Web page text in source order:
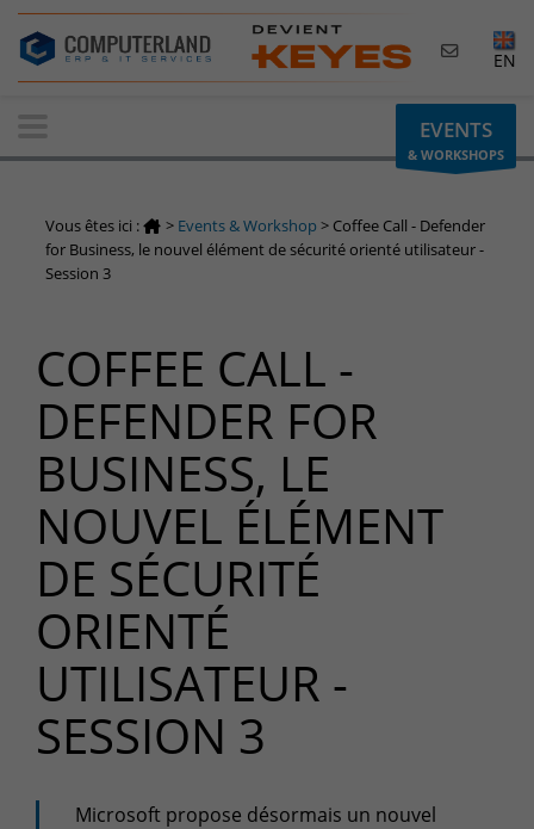
Contactez-nous
Demande d'informations
N'hésitez pas à nous contacter
Belgique
info-cpld@keyes.eu
Luxembourg
+352 26 59 06 86
info-cpld@keyes.eu
Espace Clients
Accès à la zone d'information réservée aux clients :
Espace client
Centre de services
Support pour incidents & demandes de services
+32(0)800/12.712 (Belgique - Fr)
+32(0)800/12.812 (Belgique - Nl)
+352 8002 45 46 (Luxembourg - Fr)
Service Clients
EN
EVENTS
& WORKSHOPS
Vous êtes ici : > Events & Workshop > Coffee Call - Defender
for Business, le nouvel élément de sécurité orienté utilisateur -
Session 3
COFFEE CALL -
DEFENDER FOR
BUSINESS, LE
NOUVEL ÉLÉMENT
DE SÉCURITÉ
ORIENTÉ
UTILISATEUR -
SESSION 3
Microsoft propose désormais un nouvel